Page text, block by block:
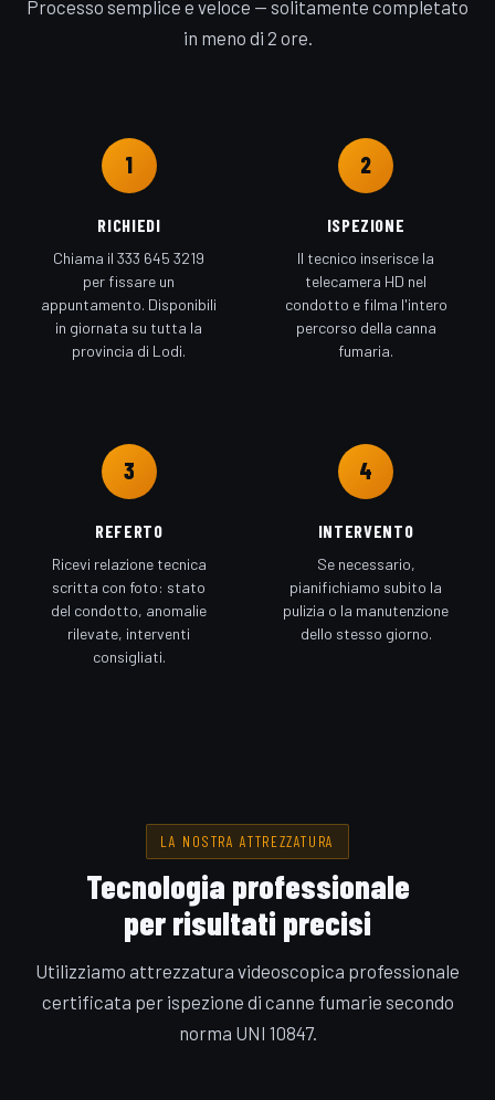
Processo semplice e veloce — solitamente completato
in meno di 2 ore.
1
RICHIEDI
Chiama il 333 645 3219
per fissare un
appuntamento. Disponibili
in giornata su tutta la
provincia di Lodi.
2
ISPEZIONE
Il tecnico inserisce la
telecamera HD nel
condotto e filma l'intero
percorso della canna
fumaria.
3
REFERTO
Ricevi relazione tecnica
scritta con foto: stato
del condotto, anomalie
rilevate, interventi
consigliati.
4
INTERVENTO
Se necessario,
pianifichiamo subito la
pulizia o la manutenzione
dello stesso giorno.
LA NOSTRA ATTREZZATURA
Tecnologia professionale
per risultati precisi
Utilizziamo attrezzatura videoscopica professionale
certificata per ispezione di canne fumarie secondo
norma UNI 10847.